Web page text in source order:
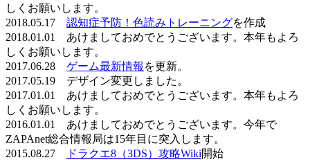
しくお願いします。
2018.05.17 認知症予防！色読みトレーニングを作成
2018.01.01 あけましておめでとうございます。本年もよろ
しくお願いします。
2017.06.28 ゲーム最新情報 を更新。
2017.05.19 デザイン変更しました。
2017.01.01 あけましておめでとうございます。本年もよろ
しくお願いします。
2016.01.01 あけましておめでとうございます。今年で
ZAPAnet総合情報局は15年目に突入します。
2015.08.27
ドラクエ8（3DS）攻略Wiki開始